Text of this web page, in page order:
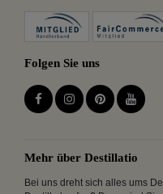
Folgen Sie uns
Mehr über Destillatio
Bei uns dreht sich alles ums